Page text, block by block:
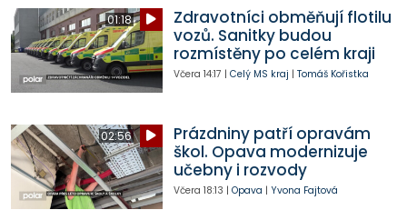
01:18
Zdravotníci obměňují flotilu
vozů. Sanitky budou
rozmístěny po celém kraji
Včera 14:17 | Celý MS kraj | Tomáš Kořistka
02:56
Prázdniny patří opravám
škol. Opava modernizuje
učebny i rozvody
Včera 18:13 | Opava | Yvona Fajtová